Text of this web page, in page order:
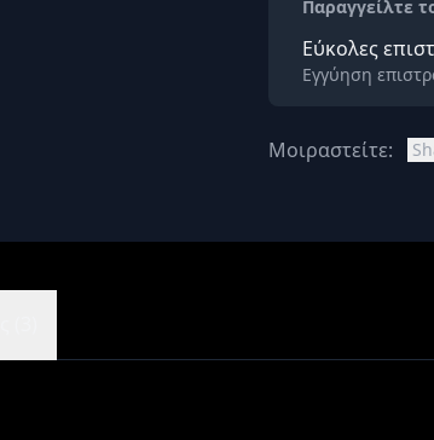
Παραγγείλτε
Εύκολες
Εγγύηση
Μοιραστείτε: